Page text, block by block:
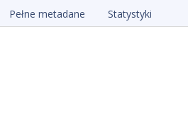
Pełne metadane Statystyki